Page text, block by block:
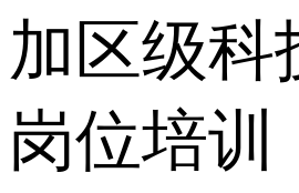
加区级科
岗位培训